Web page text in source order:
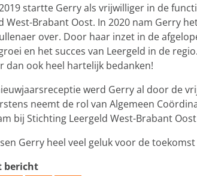
startte Gerry als vrijwilliger in de
West-Brabant Oost. In 2020 nam Gerry
over. Door haar inzet in de
en het succes van Leergeld in de
dan ook heel hartelijk bedanken!
werd Gerry al door de
neemt de rol van Algemeen
bij Stichting Leergeld West-Brabant
Gerry heel veel geluk voor de toekomst
bericht